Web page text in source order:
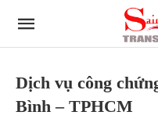
Dịch vụ công
Bình – TPHCM